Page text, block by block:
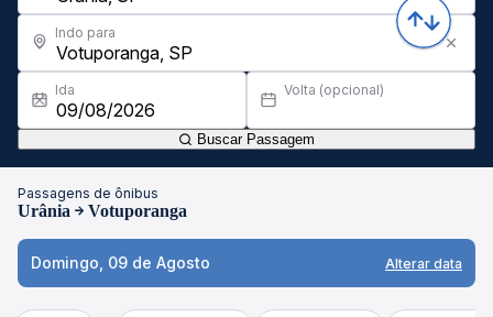
Indo para
Ida Volta (opcional)
Buscar Passagem
Passagens de ônibus
Urânia Votuporanga
Domingo, 09 de Agosto Alterar data